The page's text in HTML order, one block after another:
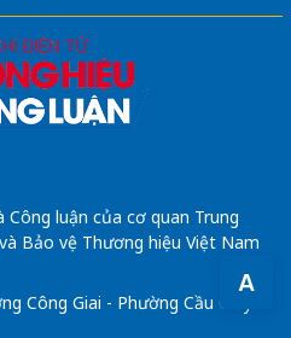
A
luận của cơ quan Trung
Bảo vệ Thương hiệu Việt Nam
Công Giai - Phường Cầu Giấy -